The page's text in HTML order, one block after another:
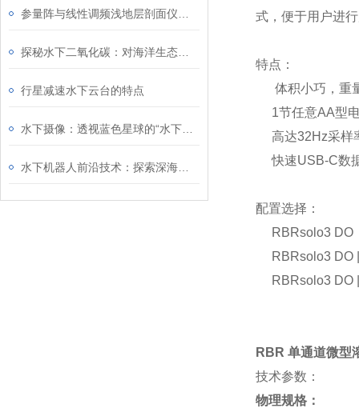
行星减速水下云台的特点
式，便于用户进
特点：
体积小巧，重
1节任意AA型
高达32Hz采样
快速USB-C数
配置选择：
RBRsolo3 DO
RBRsolo3 DO |
RBRsolo3 DO |
RBR 单通道微型
技术参数：
物理规格 ：